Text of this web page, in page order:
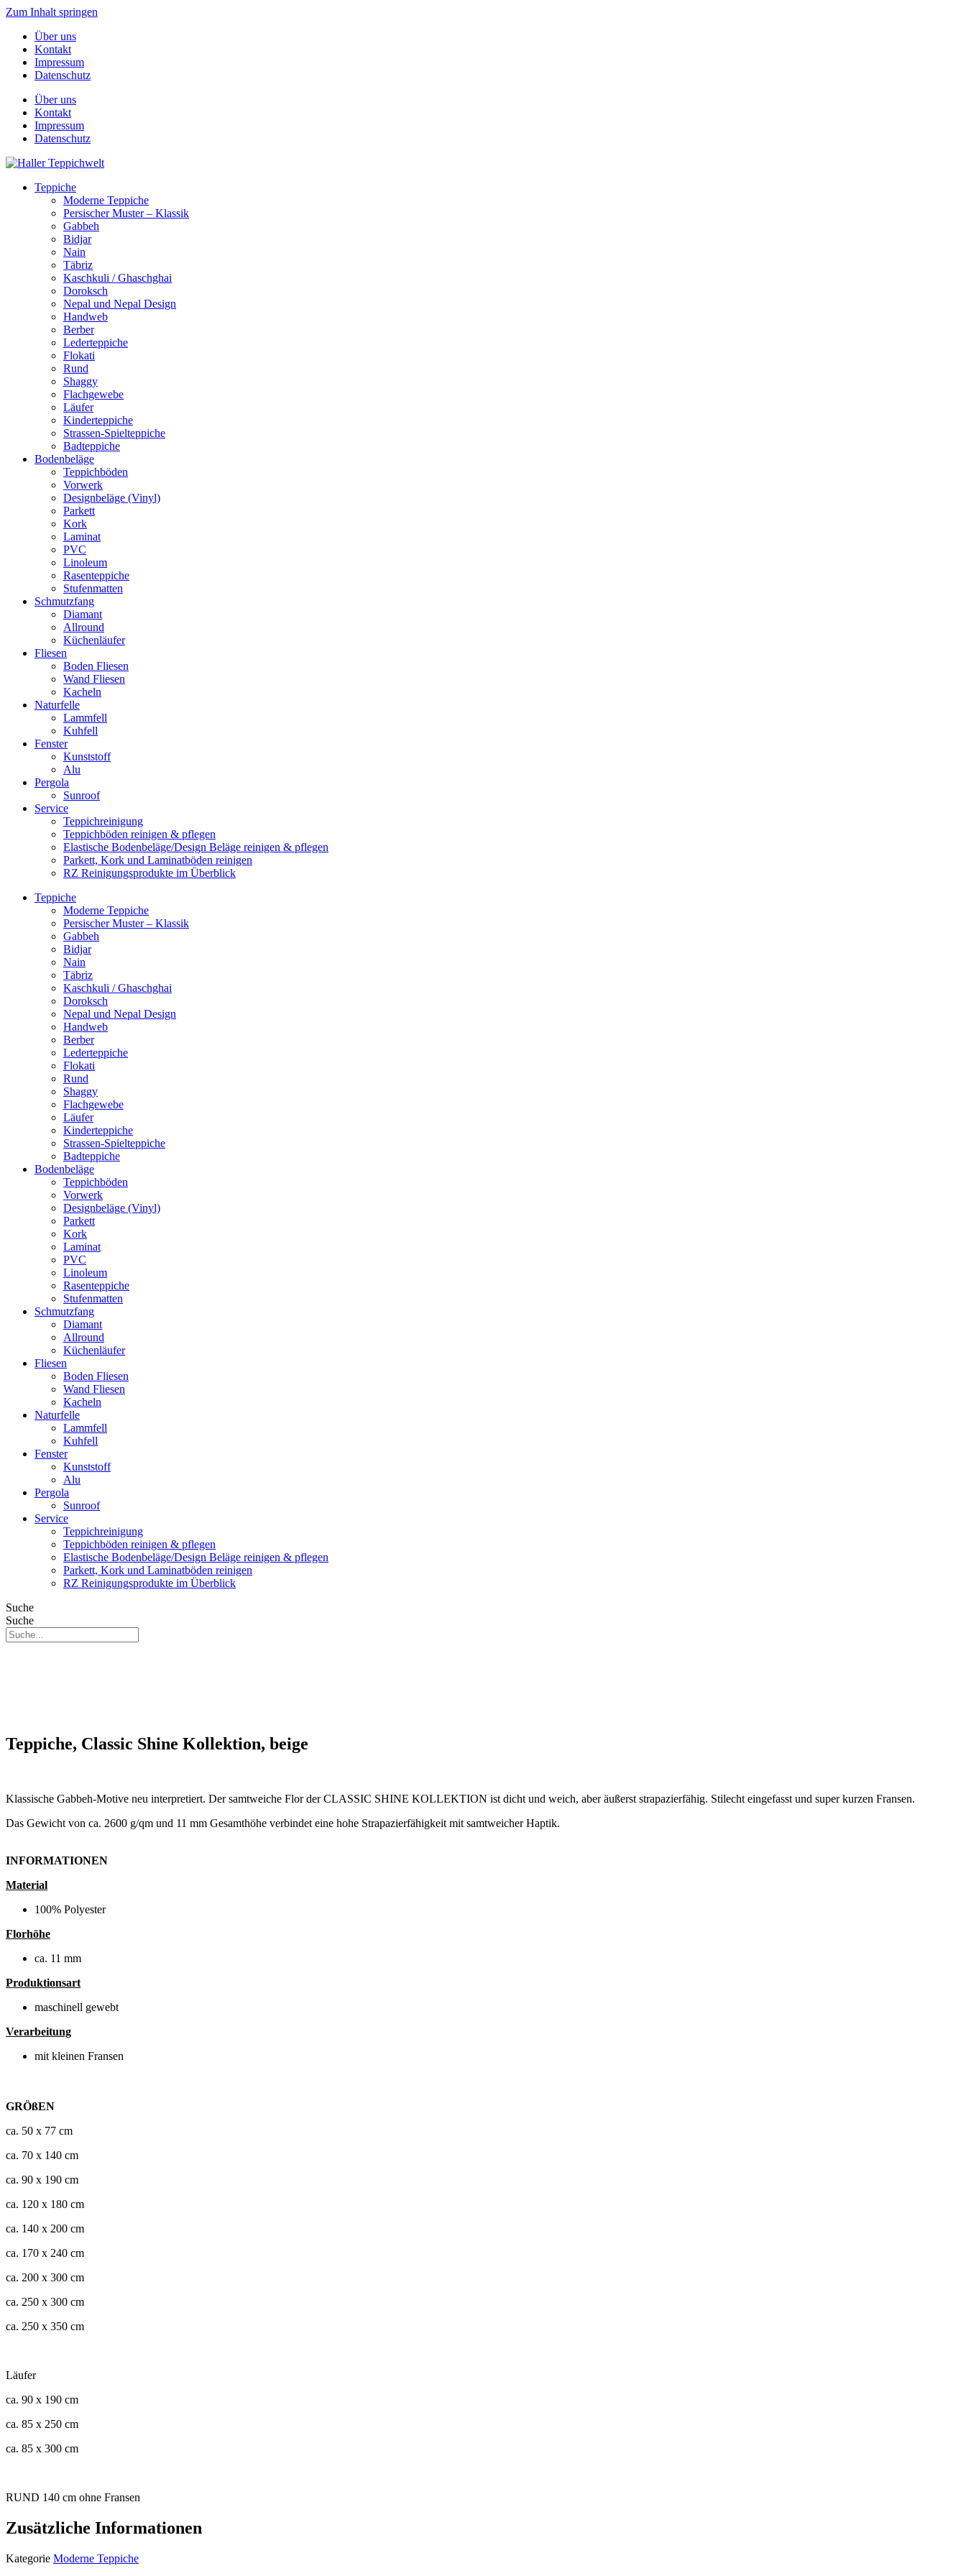
Zum Inhalt springen
Über uns
Kontakt
Impressum
Datenschutz
Über uns
Kontakt
Impressum
Datenschutz
Teppiche
Moderne Teppiche
Persischer Muster – Klassik
Gabbeh
Bidjar
Nain
Täbriz
Kaschkuli / Ghaschghai
Doroksch
Nepal und Nepal Design
Handweb
Berber
Lederteppiche
Flokati
Rund
Shaggy
Flachgewebe
Läufer
Kinderteppiche
Strassen-Spielteppiche
Badteppiche
Bodenbeläge
Teppichböden
Vorwerk
Designbeläge (Vinyl)
Parkett
Kork
Laminat
PVC
Linoleum
Rasenteppiche
Stufenmatten
Schmutzfang
Diamant
Allround
Küchenläufer
Fliesen
Boden Fliesen
Wand Fliesen
Kacheln
Naturfelle
Lammfell
Kuhfell
Fenster
Kunststoff
Alu
Pergola
Sunroof
Service
Teppichreinigung
Teppichböden reinigen & pflegen
Elastische Bodenbeläge/Design Beläge reinigen & pflegen
Parkett, Kork und Laminatböden reinigen
RZ Reinigungsprodukte im Überblick
Teppiche
Moderne Teppiche
Persischer Muster – Klassik
Gabbeh
Bidjar
Nain
Täbriz
Kaschkuli / Ghaschghai
Doroksch
Nepal und Nepal Design
Handweb
Berber
Lederteppiche
Flokati
Rund
Shaggy
Flachgewebe
Läufer
Kinderteppiche
Strassen-Spielteppiche
Badteppiche
Bodenbeläge
Teppichböden
Vorwerk
Designbeläge (Vinyl)
Parkett
Kork
Laminat
PVC
Linoleum
Rasenteppiche
Stufenmatten
Schmutzfang
Diamant
Allround
Küchenläufer
Fliesen
Boden Fliesen
Wand Fliesen
Kacheln
Naturfelle
Lammfell
Kuhfell
Fenster
Kunststoff
Alu
Pergola
Sunroof
Service
Teppichreinigung
Teppichböden reinigen & pflegen
Elastische Bodenbeläge/Design Beläge reinigen & pflegen
Parkett, Kork und Laminatböden reinigen
RZ Reinigungsprodukte im Überblick
Suche
Suche
Teppiche, Classic Shine Kollektion, beige
Klassische Gabbeh-Motive neu interpretiert. Der samtweiche Flor der CLASSIC SHINE KOLLEKTION ist dicht und weich, aber äußerst strapazierfähig. Stilecht eingefasst und super kurzen Fransen.
Das Gewicht von ca. 2600 g/qm und 11 mm Gesamthöhe verbindet eine hohe Strapazierfähigkeit mit samtweicher Haptik.
INFORMATIONEN
Material
100% Polyester
Florhöhe
ca. 11 mm
Produktionsart
maschinell gewebt
Verarbeitung
mit kleinen Fransen
GRÖßEN
ca. 50 x 77 cm
ca. 70 x 140 cm
ca. 90 x 190 cm
ca. 120 x 180 cm
ca. 140 x 200 cm
ca. 170 x 240 cm
ca. 200 x 300 cm
ca. 250 x 300 cm
ca. 250 x 350 cm
Läufer
ca. 90 x 190 cm
ca. 85 x 250 cm
ca. 85 x 300 cm
RUND 140 cm ohne Fransen
Zusätzliche Informationen
Kategorie Moderne Teppiche